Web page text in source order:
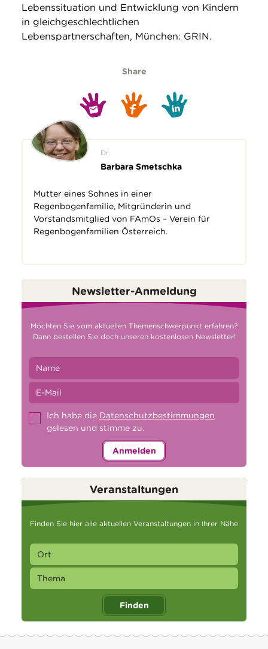
Lebenssituation und Entwicklung von Kindern
in gleichgeschlechtlichen
Lebenspartnerschaften, München: GRIN.
Share
Dr.
Barbara Smetschka
Mutter eines Sohnes in einer
Regenbogenfamilie, Mitgründerin und
Vorstandsmitglied von FAmOs – Verein für
Regenbogenfamilien Österreich.
Newsletter-Anmeldung
Möchten Sie vom aktuellen Themenschwerpunkt erfahren?
Dann bestellen Sie doch unseren kostenlosen Newsletter!
Ich habe die Datenschutzbestimmungen
gelesen und stimme zu.
Anmelden
Veranstaltungen
Finden Sie hier alle aktuellen Veranstaltungen in Ihrer Nähe
Finden